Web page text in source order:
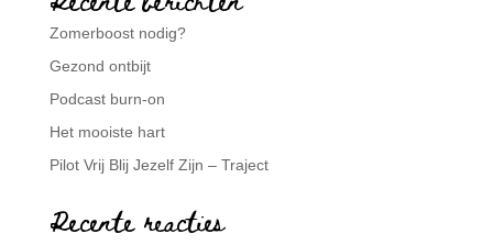
Zomerboost nodig?
Gezond ontbijt
Podcast burn-on
Het mooiste hart
Pilot Vrij Blij Jezelf Zijn – Traject
Recente reacties